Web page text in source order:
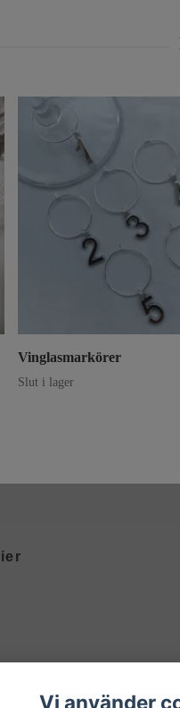
Vinglasmarkörer
Slut i lager
Vi använder